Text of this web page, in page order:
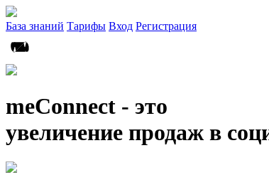
База знаний Тарифы Вход Регистрация
meConnect - это
увеличение продаж в